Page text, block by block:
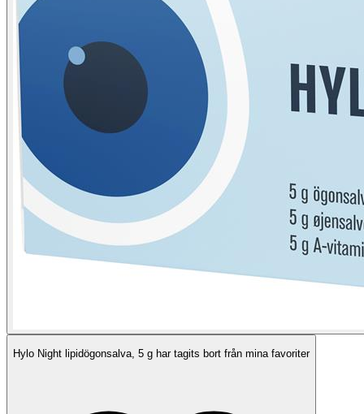
Hylo Night lipidögonsalva, 5 g har tagits bort från mina favoriter